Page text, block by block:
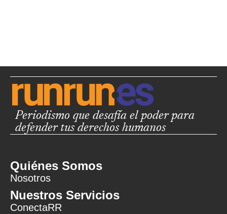
Periodismo que desafía el poder para
defender tus derechos humanos
Quiénes Somos
Nosotros
Nuestros Servicios
ConectaRR